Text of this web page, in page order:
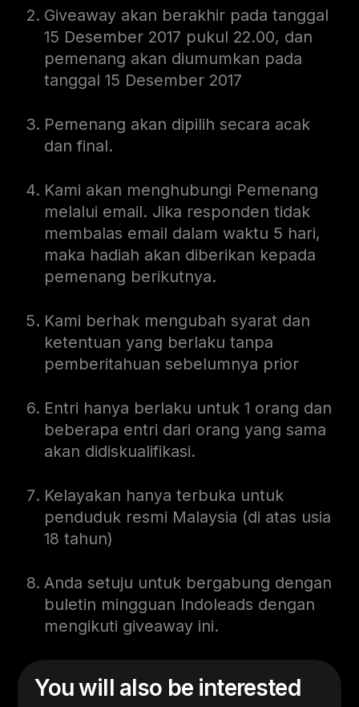
Giveaway akan berakhir pada tanggal
15 Desember 2017 pukul 22.00, dan
pemenang akan diumumkan pada
tanggal 15 Desember 2017
Pemenang akan dipilih secara acak
dan final.
Kami akan menghubungi Pemenang
melalui email. Jika responden tidak
membalas email dalam waktu 5 hari,
maka hadiah akan diberikan kepada
pemenang berikutnya.
Kami berhak mengubah syarat dan
ketentuan yang berlaku tanpa
pemberitahuan sebelumnya prior
Entri hanya berlaku untuk 1 orang dan
beberapa entri dari orang yang sama
akan didiskualifikasi.
Kelayakan hanya terbuka untuk
penduduk resmi Malaysia (di atas usia
18 tahun)
Anda setuju untuk bergabung dengan
buletin mingguan Indoleads dengan
mengikuti giveaway ini.
You will also be interested